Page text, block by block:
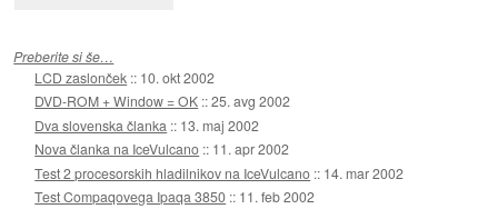
Preberite si še…
LCD zaslonček :: 10. okt 2002
DVD-ROM + Window = OK ::25. avg 2002
Dva slovenska članka :: 13. maj 2002
Nova članka na IceVulcano :: 11. apr 2002
Test 2 procesorskih hladilnikov na IceVulcano :: 14. mar 2002
Test Compaqovega Ipaqa 3850 :: 11. feb 2002